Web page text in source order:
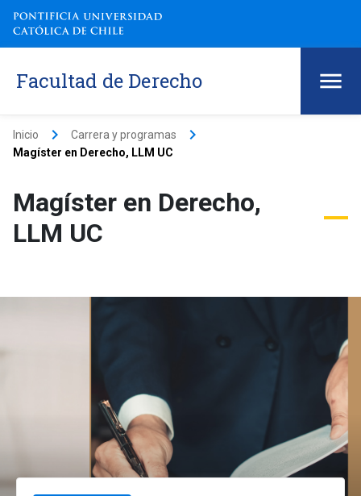
Facultad de Derecho
Inicio keyboard_arrow_right Carrera y programas keyboard_arrow_right
Magíster en Derecho, LLM UC
Magíster en Derecho,
LLM UC